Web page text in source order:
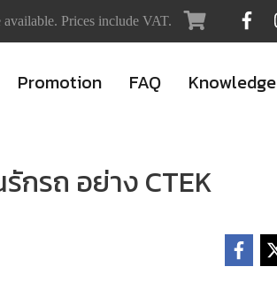
available. Prices include VAT.
Promotion FAQ Knowledge
รถ อย่าง CTEK